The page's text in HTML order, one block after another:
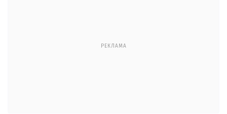
РЕКЛАМА